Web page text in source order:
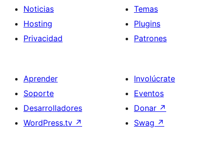
Noticias
Hosting
Privacidad
Temas
Plugins
Patrones
Aprender
Soporte
Desarrolladores
WordPress.tv ↗
Involúcrate
Eventos
Donar ↗
Swag ↗